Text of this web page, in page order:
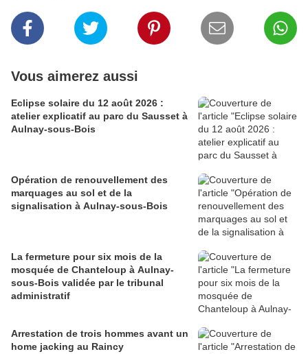
Vous aimerez aussi
Eclipse solaire du 12 août 2026 :
atelier explicatif au parc du Sausset à
Aulnay-sous-Bois
Opération de renouvellement des
marquages au sol et de la
signalisation à Aulnay-sous-Bois
La fermeture pour six mois de la
mosquée de Chanteloup à Aulnay-
sous-Bois validée par le tribunal
administratif
Arrestation de trois hommes avant un
home jacking au Raincy